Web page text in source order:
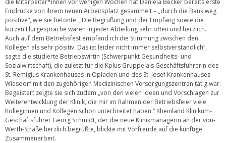
die Mitarbeiter*innen vor wenigen Wochen hat Daniela Becker bereits erste
Eindrücke von ihrem neuen Arbeitsplatz gesammelt – „durch die Bank weg
positive“, wie sie betonte. „Die Begrüßung und der Empfang sowie die
kurzen Flurgespräche waren in jeder Abteilung sehr offen und herzlich.
Auch auf dem Betriebsfest empfand ich die Stimmung zwischen den
Kollegen als sehr positiv. Das ist leider nicht immer selbstverständlich“,
sagte die studierte Betriebswirtin (Schwerpunkt Gesundheits- und
Sozialwirtschaft), die zuletzt für die Kplus Gruppe als Geschäftsführerin des
St. Remigius Krankenhauses in Opladen und des St. Josef Krankenhauses
Wiesdorf mit den zugehörigen Medizinischen Versorgungszentren tätig war.
Begeistert zeigte sie sich zudem „von den vielen Ideen und Vorschlägen zur
Weiterentwicklung der Klinik, die mir im Rahmen der Betriebsfeier viele
Kolleginnen und Kollegen schon unterbreitet haben.“ Rheinland Klinikum-
Geschäftsführer Georg Schmidt, der die neue Klinikmanagerin an der von-
Werth-Straße herzlich begrüßte, blickte mit Vorfreude auf die künftige
Zusammenarbeit.